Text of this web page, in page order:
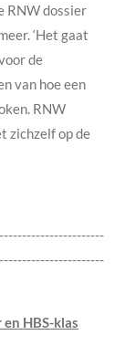
RNW dossier
‘Het gaat
de
van hoe een
RNW
zichzelf op de
HBS-klas